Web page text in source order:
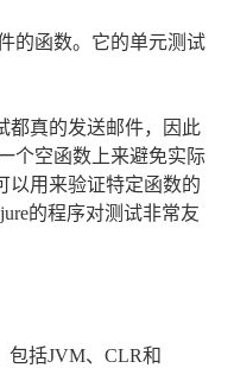
的函数。它的单元测试
都真的发送邮件，因此
个空函数上来避免实际
以用来验证特定函数的
的程序对测试非常友
包括JVM、CLR和